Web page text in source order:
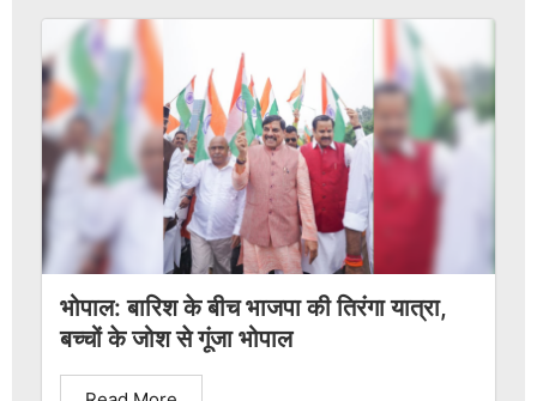
भोपाल: बारिश के बीच भाजपा की तिरंगा यात्रा,
बच्चों के जोश से गूंजा भोपाल